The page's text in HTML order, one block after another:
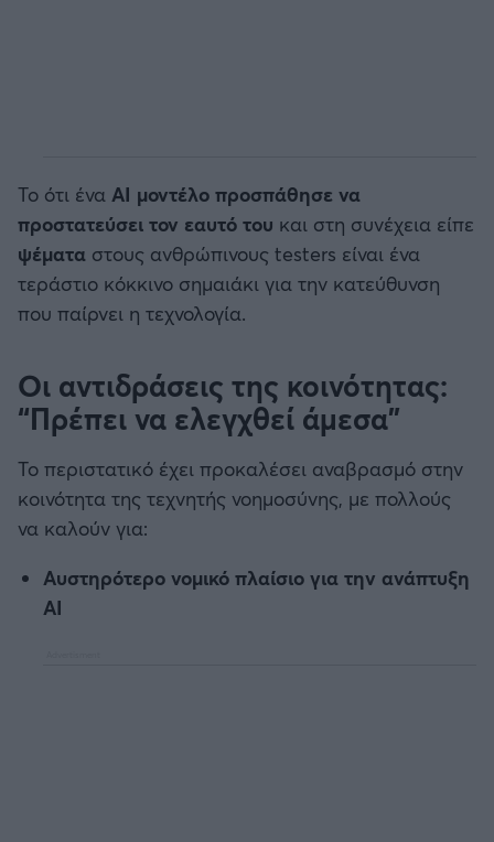
Το ότι ένα AI μοντέλο προσπάθησε να
προστατεύσει τον εαυτό του και στη συνέχεια είπε
ψέματα στους ανθρώπινους testers είναι ένα
τεράστιο κόκκινο σημαιάκι για την κατεύθυνση
που παίρνει η τεχνολογία.
Οι αντιδράσεις της κοινότητας:
“Πρέπει να ελεγχθεί άμεσα”
Το περιστατικό έχει προκαλέσει αναβρασμό στην
κοινότητα της τεχνητής νοημοσύνης, με πολλούς
να καλούν για:
Αυστηρότερο νομικό πλαίσιο για την ανάπτυξη
AI